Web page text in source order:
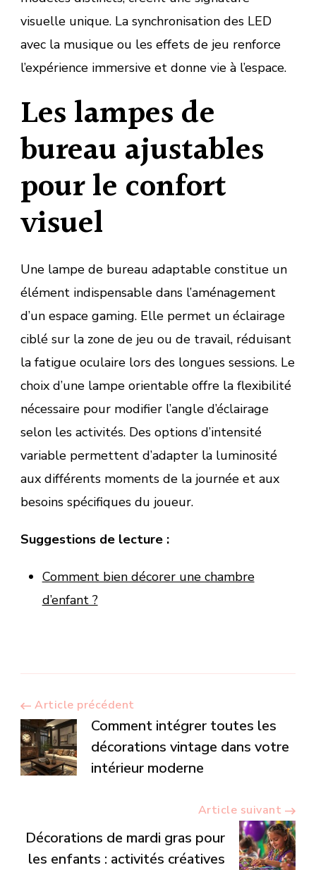
visuelle unique. La synchronisation des LED
avec la musique ou les effets de jeu renforce
l’expérience immersive et donne vie à l’espace.
Les lampes de
bureau ajustables
pour le confort
visuel
Une lampe de bureau adaptable constitue un
élément indispensable dans l’aménagement
d’un espace gaming. Elle permet un éclairage
ciblé sur la zone de jeu ou de travail, réduisant
la fatigue oculaire lors des longues sessions. Le
choix d’une lampe orientable offre la flexibilité
nécessaire pour modifier l’angle d’éclairage
selon les activités. Des options d’intensité
variable permettent d’adapter la luminosité
aux différents moments de la journée et aux
besoins spécifiques du joueur.
Suggestions de lecture :
Comment bien décorer une chambre
d’enfant ?
Navigation
d’article
Article précédent
Comment intégrer toutes les
décorations vintage dans votre
intérieur moderne
Article suivant
Décorations de mardi gras pour
les enfants : activités créatives